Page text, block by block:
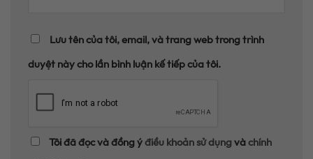
Lưu tên của tôi, email, và trang web trong trình
duyệt này cho lần bình luận kế tiếp của tôi.
Tôi đã đọc và đồng ýđiều khoản sử dụngvàchính